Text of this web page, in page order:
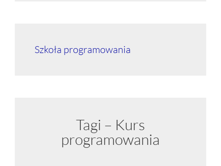
Szkoła programowania
Tagi – Kurs
programowania